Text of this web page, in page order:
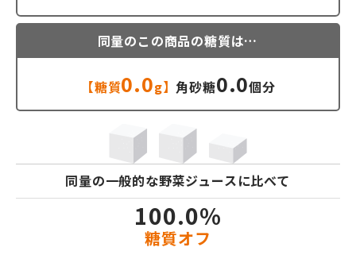
同量のこの商品の糖質は…
【糖質0.0g】 角砂糖0.0個分
同量の一般的な野菜ジュースに比べて
100.0%
糖質オフ